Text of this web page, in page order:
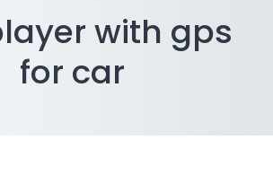
with gps
for car